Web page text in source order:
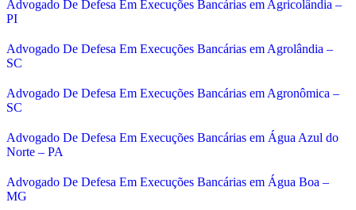
Advogado De Defesa Em Execuções Bancárias em Agricolândia –
PI
Advogado De Defesa Em Execuções Bancárias em Agrolândia –
SC
Advogado De Defesa Em Execuções Bancárias em Agronômica –
SC
Advogado De Defesa Em Execuções Bancárias em Água Azul do
Norte – PA
Advogado De Defesa Em Execuções Bancárias em Água Boa –
MG